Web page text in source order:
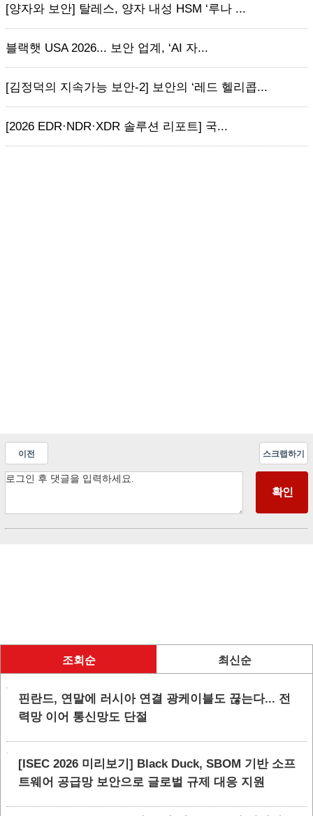
[양자와 보안] 탈레스, 양자 내성 HSM ‘루나 ...
블랙햇 USA 2026... 보안 업계, ‘AI 자...
[김정덕의 지속가능 보안-2] 보안의 ‘레드 헬리콥...
[2026 EDR·NDR·XDR 솔루션 리포트] 국...
이전 스크랩하기
조회순 최신순
핀란드, 연말에 러시아 연결 광케이블도 끊는다... 전
력망 이어 통신망도 단절
[ISEC 2026 미리보기] Black Duck, SBOM 기반 소프
트웨어 공급망 보안으로 글로벌 규제 대응 지원